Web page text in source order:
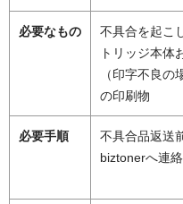
必要なもの
不具合を起こ
トリッジ本体
（印字不良の
の印刷物
必要手順
不具合品返送
biztonerへ連絡